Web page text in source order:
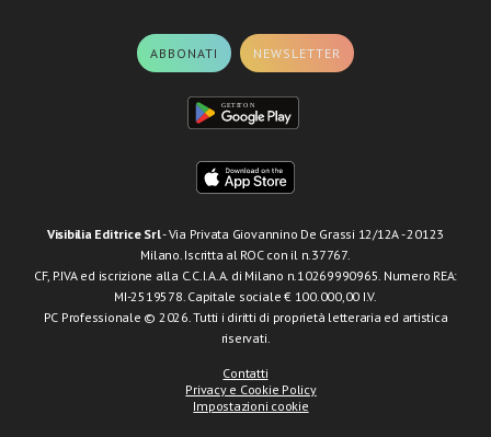
ABBONATI NEWSLETTER
Visibilia Editrice Srl- Via Privata Giovannino De Grassi 12/12A - 20123
Milano. Iscritta al ROC con il n.37767.
CF, P.IVA ed iscrizione alla C.C.I.A.A. di Milano n.10269990965. Numero REA:
MI-2519578. Capitale sociale € 100.000,00 I.V.
PC Professionale © 2026. Tutti i diritti di proprietà letteraria ed artistica
riservati.
Contatti
Privacy e Cookie Policy
Impostazioni cookie